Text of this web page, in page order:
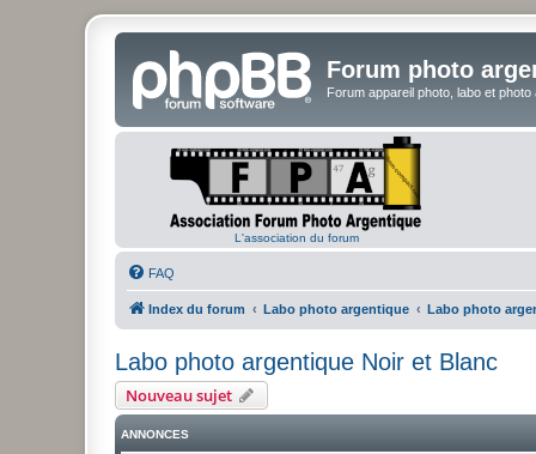
Forum photo
Forum appareil photo, labo et photo
L'association du forum
FAQ
Index du forum Labo photo argentique Labo photo
Labo photo argentique Noir et Blanc
Nouveau sujet
ANNONCES